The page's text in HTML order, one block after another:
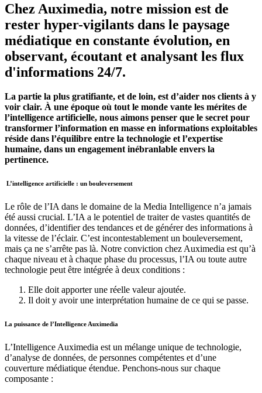
Chez Auximedia, notre mission est de
rester hyper-vigilants dans le paysage
médiatique en constante évolution, en
observant, écoutant et analysant les flux
d'informations 24/7.
La partie la plus gratifiante, et de loin, est d’aider nos clients à y
voir clair. À une époque où tout le monde vante les mérites de
l’intelligence artificielle, nous aimons penser que le secret pour
transformer l’information en masse en informations exploitables
réside dans l’équilibre entre la technologie et l’expertise
humaine, dans un engagement inébranlable envers la
pertinence.
L’intelligence artificielle : un bouleversement
Le rôle de l’IA dans le domaine de la Media Intelligence n’a jamais
été aussi crucial. L’IA a le potentiel de traiter de vastes quantités de
données, d’identifier des tendances et de générer des informations à
la vitesse de l’éclair. C’est incontestablement un bouleversement,
mais ça ne s’arrête pas là. Notre conviction chez Auximedia est qu’à
chaque niveau et à chaque phase du processus, l’IA ou toute autre
technologie peut être intégrée à deux conditions :
Elle doit apporter une réelle valeur ajoutée.
Il doit y avoir une interprétation humaine de ce qui se passe.
La puissance de l’Intelligence Auximedia
L’Intelligence Auximedia est un mélange unique de technologie,
d’analyse de données, de personnes compétentes et d’une
couverture médiatique étendue. Penchons-nous sur chaque
composante :